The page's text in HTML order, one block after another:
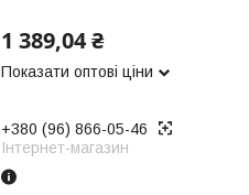
1 389,04 ₴
Показати оптові ціни
+380 (96) 866-05-46
Інтернет-магазин